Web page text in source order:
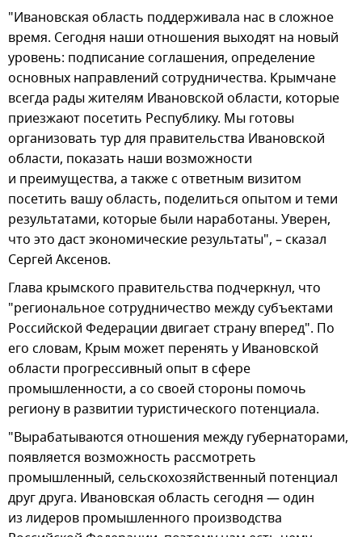
"Ивановская область поддерживала нас в сложное
время. Сегодня наши отношения выходят на новый
уровень: подписание соглашения, определение
основных направлений сотрудничества. Крымчане
всегда рады жителям Ивановской области, которые
приезжают посетить Республику. Мы готовы
организовать тур для правительства Ивановской
области, показать наши возможности
и преимущества, а также с ответным визитом
посетить вашу область, поделиться опытом и теми
результатами, которые были наработаны. Уверен,
что это даст экономические результаты", – сказал
Сергей Аксенов.
Глава крымского правительства подчеркнул, что
"региональное сотрудничество между субъектами
Российской Федерации двигает страну вперед". По
его словам, Крым может перенять у Ивановской
области прогрессивный опыт в сфере
промышленности, а со своей стороны помочь
региону в развитии туристического потенциала.
"Вырабатываются отношения между губернаторами,
появляется возможность рассмотреть
промышленный, сельскохозяйственный потенциал
друг друга. Ивановская область сегодня — один
из лидеров промышленного производства